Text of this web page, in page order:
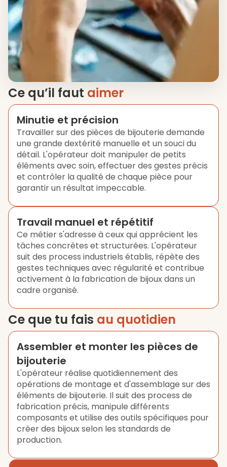
Ce qu’il faut aimer
Minutie et précision
Travailler sur des pièces de bijouterie demande
une grande dextérité manuelle et un souci du
détail. L'opérateur doit manipuler de petits
éléments avec soin, effectuer des gestes précis
et contrôler la qualité de chaque pièce pour
garantir un résultat impeccable.
Travail manuel et répétitif
Ce métier s'adresse à ceux qui apprécient les
tâches concrètes et structurées. L'opérateur
suit des process industriels établis, répète des
gestes techniques avec régularité et contribue
activement à la fabrication de bijoux dans un
cadre organisé.
Ce que tu fais au quotidien
Assembler et monter les pièces de
bijouterie
L'opérateur réalise quotidiennement des
opérations de montage et d'assemblage sur des
éléments de bijouterie. Il suit des process de
fabrication précis, manipule différents
composants et utilise des outils spécifiques pour
créer des bijoux selon les standards de
production.